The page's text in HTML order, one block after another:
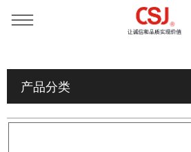
首页
» 产品 » 消防管及灭火器喷具
消防卷盘摇臂固定支架架
产品分类